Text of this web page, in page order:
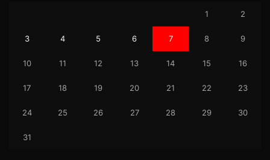
1 2
3 4 5 6 7 8 9
10 11 12 13 14 15 16
17 18 19 20 21 22 23
24 25 26 27 28 29 30
31